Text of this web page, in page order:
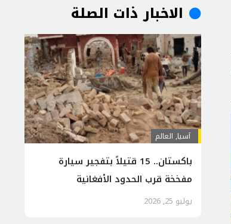
الاخبار ذات الصلة
آسیا, العالم
باكستان.. 15 قتيلاً بتفجير سيارة
مفخخة قرب الحدود الأفغانية
يوليو 25, 2026